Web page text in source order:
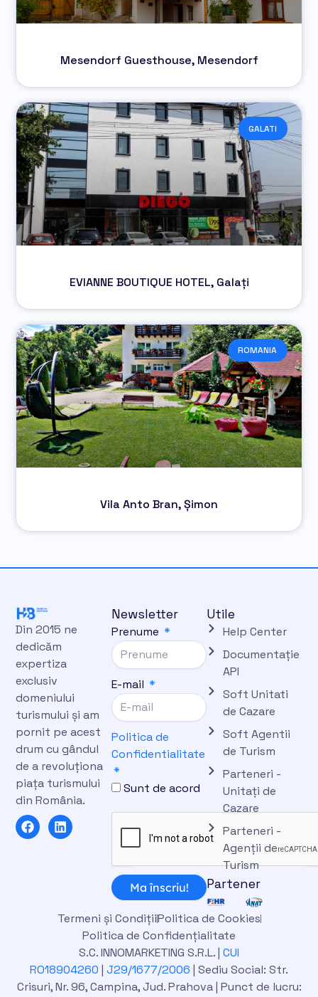
Mesendorf Guesthouse, Mesendorf
GALATI
EVIANNE BOUTIQUE HOTEL, Galați
ROMANIA
Vila Anto Bran, Șimon
Din 2015 ne
dedicăm
expertiza
exclusiv
domeniului
turismului și am
pornit pe acest
drum cu gândul
de a revoluționa
piața turismului
din România.
F
a
L
i
Newsletter
Prenume
E-mail
Politica de
Confidentialitate
Sunt de acord
Ma înscriu!
Utile
Help Center
Documentație
API
Soft Unitati
de Cazare
Soft Agentii
de Turism
Parteneri -
Unitați de
Cazare
Parteneri -
Agenții de
Turism
Partener
Termeni și CondițiiPolitica de Cookies
Politica de Confidențialitate
S.C. INNOMARKETING S.R.L. | CUI
RO18904260 | J29/1677/2006 | Sediu Social: Str.
Crisuri, Nr. 96, Campina, Jud. Prahova | Punct de lucru: